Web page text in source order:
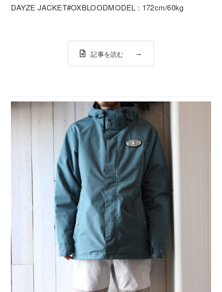
DAYZE JACKET#OXBLOODMODEL : 172cm/60kg
記事を読む